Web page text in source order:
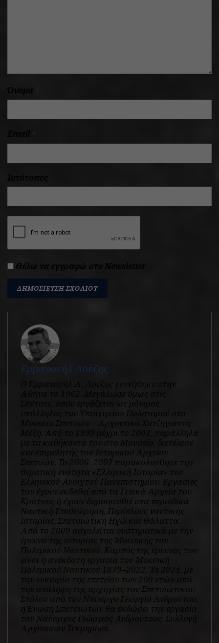
*
*
Θέλω να εγγραφώ στο Newsletter
Εμμανουήλ Λούζης
Ο Εμμανουήλ Α. Λούζης γεννήθηκε στην
Αθήνα το 1962. Μεγάλωσε όμως στις
Σπέτσες, όπου εργάζεται ως μόνιμος
υπάλληλος του Υπουργείου Πολιτισμού στο
Μουσείο Σπετσών – Αρχοντικό Χατζηγιάννη
Μέξη. Από το 1999 μέχρι το 2004, παράλληλα
με τα καθήκοντά του στο Μουσείο, διετέλεσε
και επιμελητής του Ιστορικού Αρχείου
Σπετσών. Το 2006–2007 παρακολούθησε την
θεματική ενότητα «Ελληνική Ιστορία» του
Ελληνικού Ανοιχτού Πανεπιστημίου. Εργασίες
του έχουν εκδοθεί από τα Γενικά Αρχεία του
Κράτους ή έχουν δημοσιευθεί στα περιοδικά
Ναυτική Επιθεώρηση, Περίπλους ναυτικής
Ιστορίας, Σπετσιώτικη Ηχώ και Θάλαττα.
Από το 2009 ασχολείται συστηματικά με την
έρευνα της ιστορίας της Μουσικής του
Πολεμικού Ναυτικού. Καρπός της έρευνάς του
είναι η ανέκδοτη εργασία του Μουσική
Πολεμικού Ναυτικού 1879‒2022. Το 2024, με
την ευκαιρία της επετείου των 200 ετών από
την ανάληψη της αρχηγίας του Σπετσιώτικου
Στόλου από τον Ναύαρχο Γεώργιο Ανδρούτσο,
η Ένωση Σπετσιωτών θα εκδώσει την εργασία
του Ναύαρχος Γεώργιος Ανδρούτσος. Συλλογή
Αρχειακών Τεκμηρίων.